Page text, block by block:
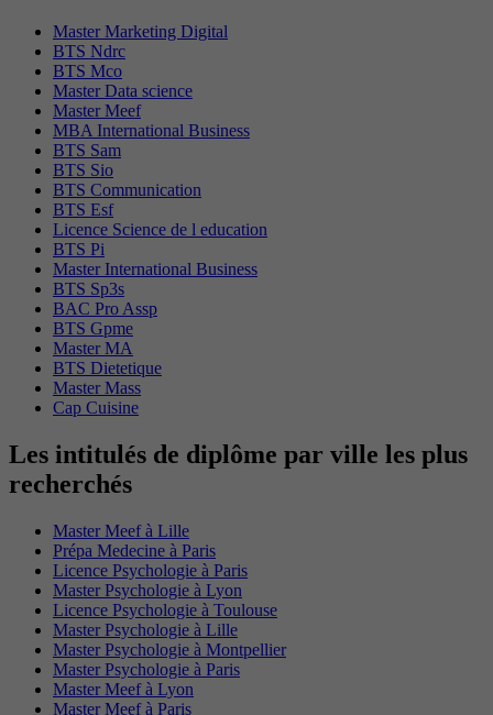
Master Marketing Digital
BTS Ndrc
BTS Mco
Master Data science
Master Meef
MBA International Business
BTS Sam
BTS Sio
BTS Communication
BTS Esf
Licence Science de l education
BTS Pi
Master International Business
BTS Sp3s
BAC Pro Assp
BTS Gpme
Master MA
BTS Dietetique
Master Mass
Cap Cuisine
Les intitulés de diplôme par ville les plus
recherchés
Master Meef à Lille
Prépa Medecine à Paris
Licence Psychologie à Paris
Master Psychologie à Lyon
Licence Psychologie à Toulouse
Master Psychologie à Lille
Master Psychologie à Montpellier
Master Psychologie à Paris
Master Meef à Lyon
Master Meef à Paris